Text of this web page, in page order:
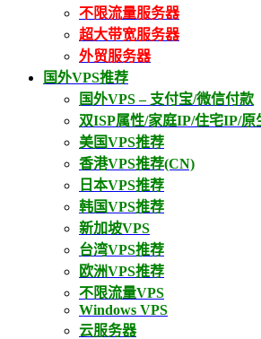
不限流量服务器
超大带宽服务器
外贸服务器
国外VPS推荐
国外VPS – 支付宝/微信付款
双ISP属性/家庭IP/住宅IP/原
美国VPS推荐
香港VPS推荐(CN)
日本VPS推荐
韩国VPS推荐
新加坡VPS
台湾VPS推荐
欧洲VPS推荐
不限流量VPS
Windows VPS
云服务器